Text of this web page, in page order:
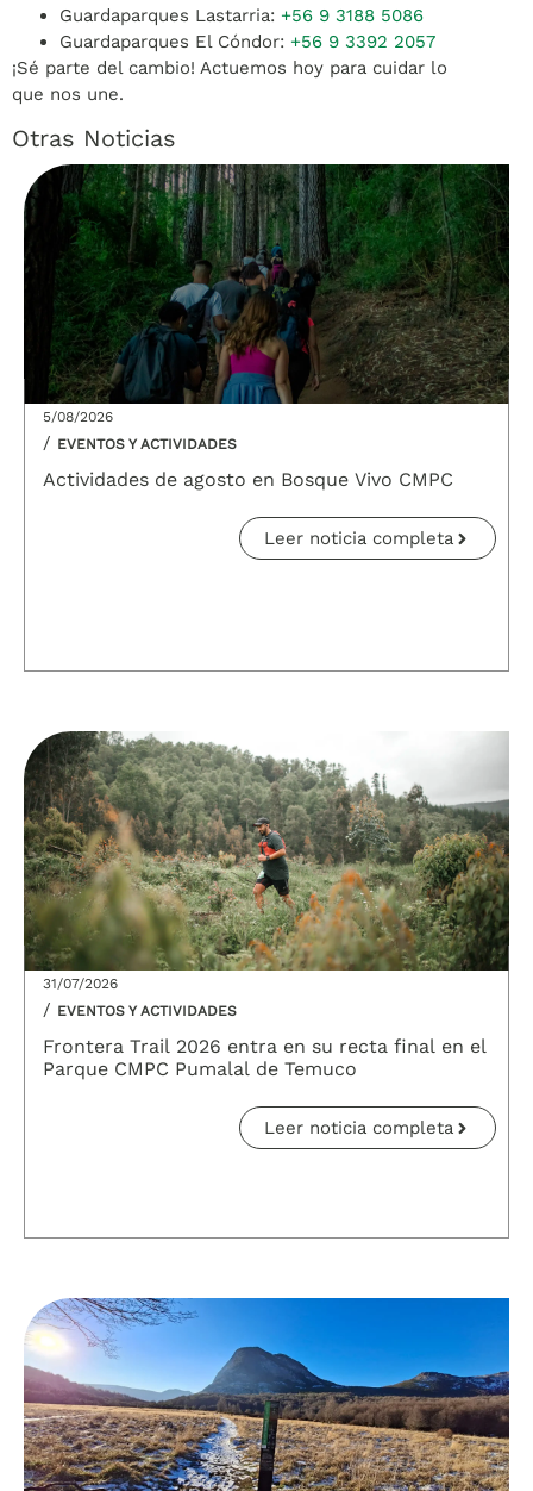
Guardaparques Lastarria: +56 9 3188 5086
Guardaparques El Cóndor: +56 9 3392 2057
¡Sé parte del cambio! Actuemos hoy para cuidar lo
que nos une.
Otras Noticias
5/08/2026
/ EVENTOS Y ACTIVIDADES
Actividades de agosto en Bosque Vivo CMPC
Leer noticia completa
31/07/2026
/ EVENTOS Y ACTIVIDADES
Frontera Trail 2026 entra en su recta final en el
Parque CMPC Pumalal de Temuco
Leer noticia completa